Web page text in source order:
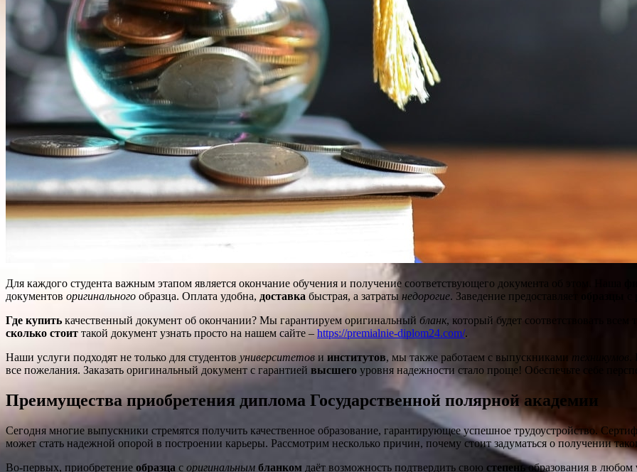
Для каждого студента важным этапом является окончание обучения и получение соответствующего документа об этом. Наша
документов оригинального образца. Оплата удобна, доставка быстрая, а затраты недорогие. Заведение предоставляет
Где купить качественный документ об окончании? Мы гарантируем оригинальный бланк, который будет соответствовать
сколько стоит такой документ узнать просто на нашем сайте – https://premialnie-diplom24.com/.
Наши услуги подходят не только для студентов университетов и институтов, мы также работаем с выпускниками техникумов
все пожелания. Заказать оригинальный документ с гарантией высшего уровня надежности стало проще! Обеспечьте себе
Преимущества приобретения диплома Государственной полярной академии
Сегодня многие выпускники стремятся получить качественное образование, гарантирующее успешное трудоустройство.
может стать надежной опорой в построении карьеры. Рассмотрим несколько причин, почему стоит задуматься о получении
Во-первых, приобретение образца с оригинальным бланком даёт возможность подтвердить свою степеньобразования в любом